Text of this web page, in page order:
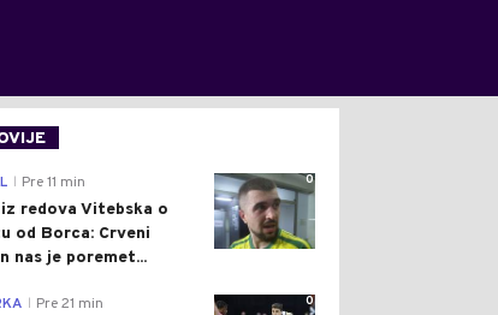
0
Pre 11 min
redova Vitebska o
od Borca: Crveni
nas je poremet...
0
Pre 21 min